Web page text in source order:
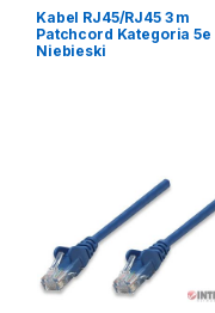
Kabel RJ45/RJ45 3 m
Patchcord Kategoria 5e
Niebieski